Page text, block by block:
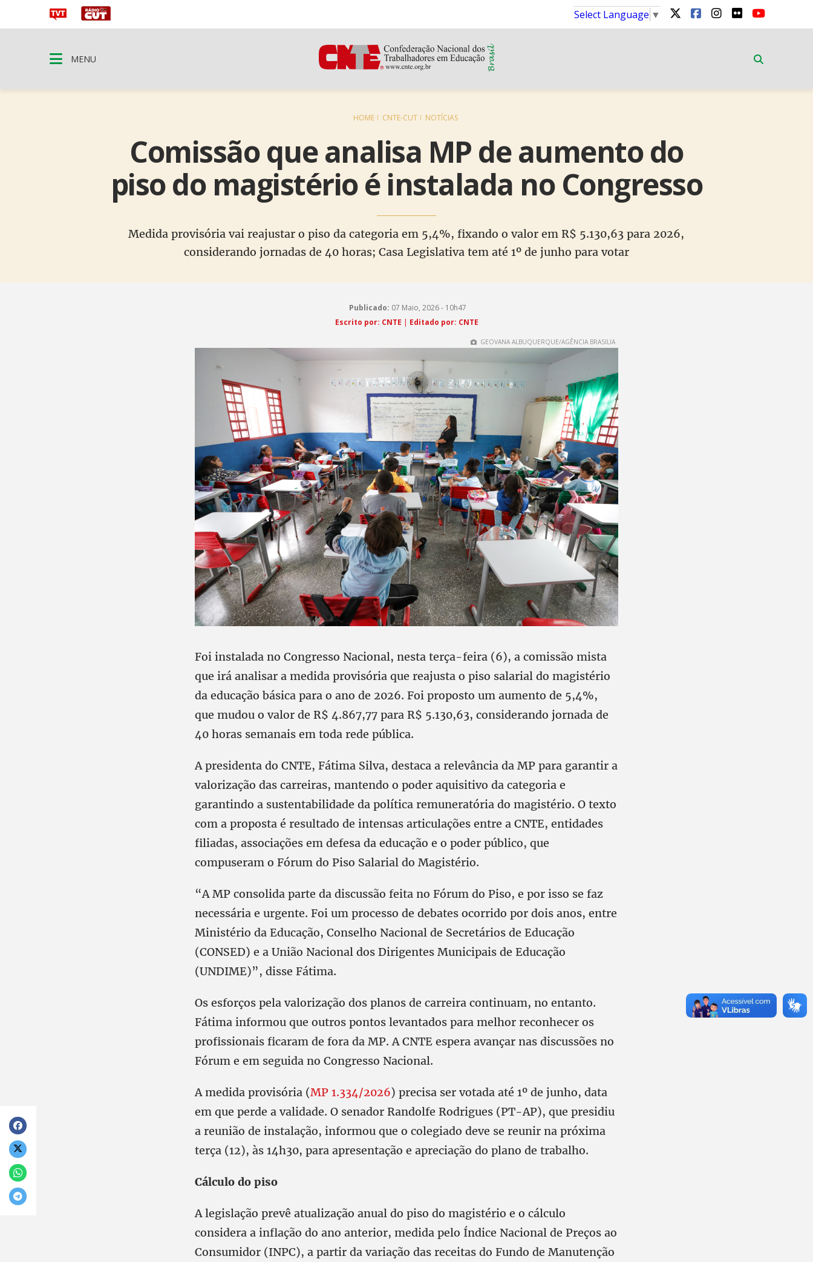
Select Language ▼
MENU
HOME CNTE-CUT NOTÍCIAS
Comissão que analisa MP de aumento do
piso do magistério é instalada no Congresso
Medida provisória vai reajustar o piso da categoria em 5,4%, fixando o valor em R$ 5.130,63 para 2026,
considerando jornadas de 40 horas; Casa Legislativa tem até 1º de junho para votar
Publicado: 07 Maio, 2026 - 10h47
Escrito por: CNTE | Editado por: CNTE
GEOVANA ALBUQUERQUE/AGÊNCIA BRASILIA
Foi instalada no Congresso Nacional, nesta terça-feira (6), a comissão mista
que irá analisar a medida provisória que reajusta o piso salarial do magistério
da educação básica para o ano de 2026. Foi proposto um aumento de 5,4%,
que mudou o valor de R$ 4.867,77 para R$ 5.130,63, considerando jornada de
40 horas semanais em toda rede pública.
A presidenta do CNTE, Fátima Silva, destaca a relevância da MP para garantir a
valorização das carreiras, mantendo o poder aquisitivo da categoria e
garantindo a sustentabilidade da política remuneratória do magistério. O texto
com a proposta é resultado de intensas articulações entre a CNTE, entidades
filiadas, associações em defesa da educação e o poder público, que
compuseram o Fórum do Piso Salarial do Magistério.
“A MP consolida parte da discussão feita no Fórum do Piso, e por isso se faz
necessária e urgente. Foi um processo de debates ocorrido por dois anos, entre
Ministério da Educação, Conselho Nacional de Secretários de Educação
(CONSED) e a União Nacional dos Dirigentes Municipais de Educação
(UNDIME)”, disse Fátima.
Os esforços pela valorização dos planos de carreira continuam, no entanto.
Fátima informou que outros pontos levantados para melhor reconhecer os
profissionais ficaram de fora da MP. A CNTE espera avançar nas discussões no
Fórum e em seguida no Congresso Nacional.
A medida provisória (MP 1.334/2026) precisa ser votada até 1º de junho, data
em que perde a validade. O senador Randolfe Rodrigues (PT-AP), que presidiu
a reunião de instalação, informou que o colegiado deve se reunir na próxima
terça (12), às 14h30, para apresentação e apreciação do plano de trabalho.
Cálculo do piso
A legislação prevê atualização anual do piso do magistério e o cálculo
considera a inflação do ano anterior, medida pelo Índice Nacional de Preços ao
Consumidor (INPC), a partir da variação das receitas do Fundo de Manutenção